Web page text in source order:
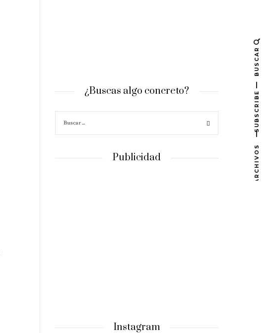
¿Buscas algo concreto?
Publicidad
Instagram
BUSCAR
SUBSCRIBE
ARCHIVOS